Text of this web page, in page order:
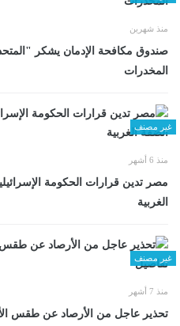
منذ شهرين
صندوق مكافحة الإدمان يشكر
المخدرات
غير مصنف
منذ 6 أشهر
مصر تدين قرارات الحكومة
الغربية
غير مصنف
منذ 7 أشهر
تحذير عاجل من الأرصاد عن طقس